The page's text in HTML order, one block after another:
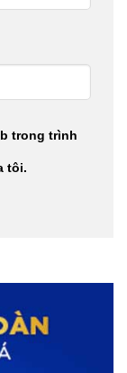
trong trình
tôi.